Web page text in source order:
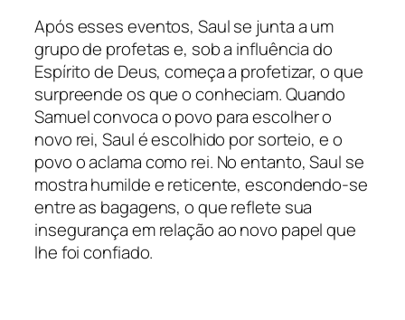
Após esses eventos, Saul se junta a um
grupo de profetas e, sob a influência do
Espírito de Deus, começa a profetizar, o que
surpreende os que o conheciam. Quando
Samuel convoca o povo para escolher o
novo rei, Saul é escolhido por sorteio, e o
povo o aclama como rei. No entanto, Saul se
mostra humilde e reticente, escondendo-se
entre as bagagens, o que reflete sua
insegurança em relação ao novo papel que
lhe foi confiado.